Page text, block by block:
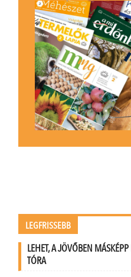
LEGFRISSEBB
LEHET, A JÖVŐBEN
TÓRA